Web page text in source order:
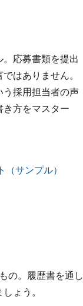
応募書類を提出
はありません。
う採用担当者の声
き方をマスター
の。履歴書を通
ょう。